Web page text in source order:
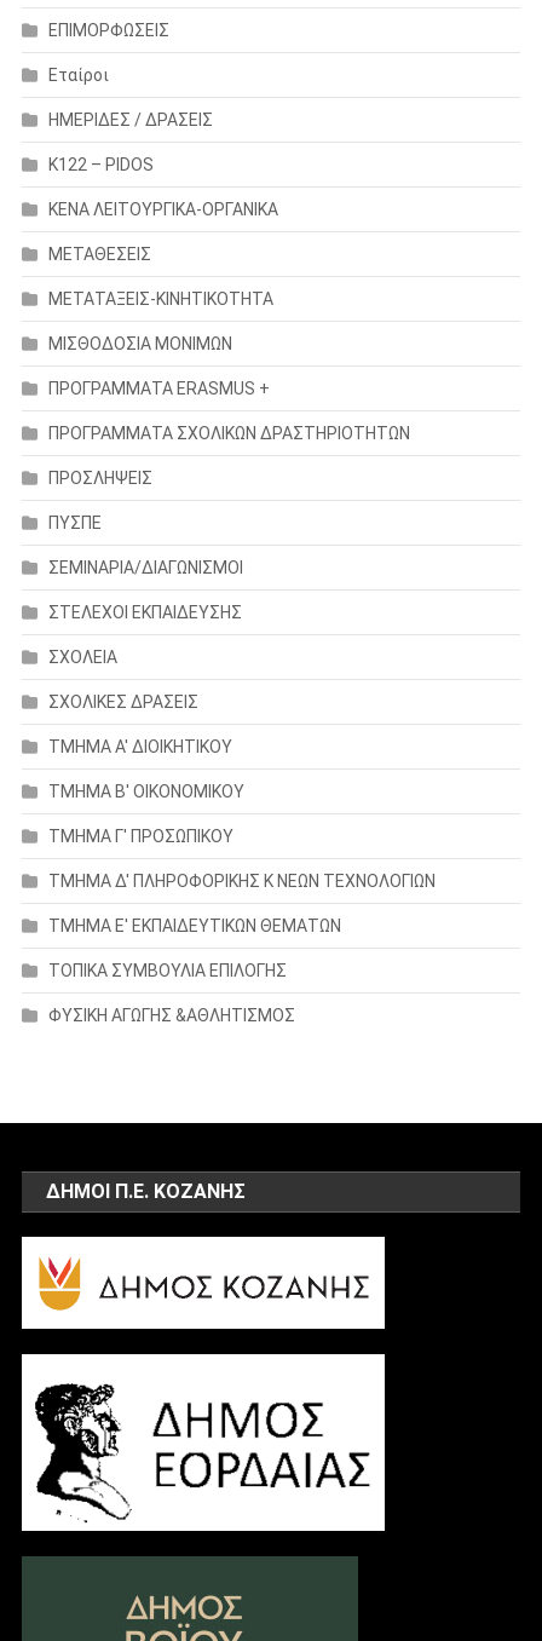
ΕΠΙΜΟΡΦΩΣΕΙΣ
Εταίροι
ΗΜΕΡΙΔΕΣ / ΔΡΑΣΕΙΣ
Κ122 – PIDOS
ΚΕΝΑ ΛΕΙΤΟΥΡΓΙΚΑ-ΟΡΓΑΝΙΚΑ
ΜΕΤΑΘΕΣΕΙΣ
ΜΕΤΑΤΑΞΕΙΣ-ΚΙΝΗΤΙΚΟΤΗΤΑ
ΜΙΣΘΟΔΟΣΙΑ ΜΟΝΙΜΩΝ
ΠΡΟΓΡΑΜΜΑΤΑ ERASMUS +
ΠΡΟΓΡΑΜΜΑΤΑ ΣΧΟΛΙΚΩΝ ΔΡΑΣΤΗΡΙΟΤΗΤΩΝ
ΠΡΟΣΛΗΨΕΙΣ
ΠΥΣΠΕ
ΣΕΜΙΝΑΡΙΑ/ΔΙΑΓΩΝΙΣΜΟΙ
ΣΤΕΛΕΧΟΙ ΕΚΠΑΙΔΕΥΣΗΣ
ΣΧΟΛΕΙΑ
ΣΧΟΛΙΚΕΣ ΔΡΑΣΕΙΣ
ΤΜΗΜΑ Α' ΔΙΟΙΚΗΤΙΚΟΥ
ΤΜΗΜΑ Β' ΟΙΚΟΝΟΜΙΚΟΥ
ΤΜΗΜΑ Γ' ΠΡΟΣΩΠΙΚΟΥ
ΤΜΗΜΑ Δ' ΠΛΗΡΟΦΟΡΙΚΗΣ Κ ΝΕΩΝ ΤΕΧΝΟΛΟΓΙΩΝ
ΤΜΗΜΑ Ε' ΕΚΠΑΙΔΕΥΤΙΚΩΝ ΘΕΜΑΤΩΝ
ΤΟΠΙΚΑ ΣΥΜΒΟΥΛΙΑ ΕΠΙΛΟΓΗΣ
ΦΥΣΙΚΗ ΑΓΩΓΗΣ &ΑΘΛΗΤΙΣΜΟΣ
ΔΗΜΟΙ Π.Ε. ΚΟΖΑΝΗΣ